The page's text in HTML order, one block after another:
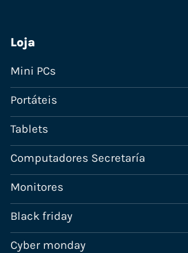
Loja
Mini PCs
Portáteis
Tablets
Computadores Secretaría
Monitores
Black friday
Cyber monday